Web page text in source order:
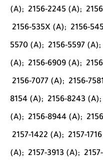
(A); 2156-2245 (A);
2156-535X (A); 2156-
5570 (A); 2156-5597 (A);
(A); 2156-6909 (A);
2156-7077 (A); 2156-
8154 (A); 2156-8243 (A);
(A); 2156-8944 (A);
2157-1422 (A); 2157-
(A); 2157-3913 (A);